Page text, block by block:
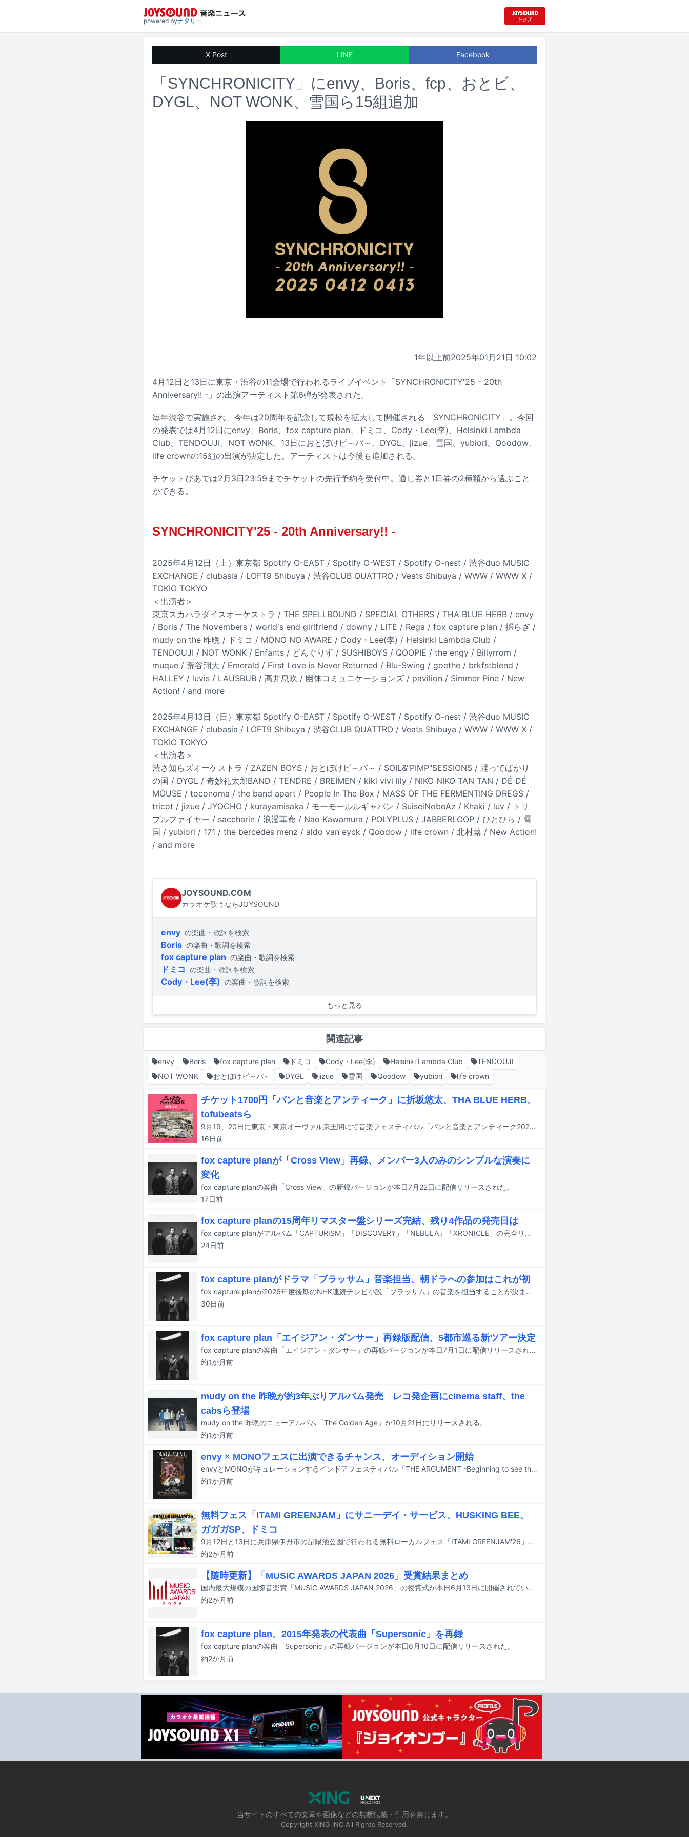
powered byナタリー
X Post LINE Facebook
「SYNCHRONICITY」にenvy、Boris、fcp、おとビ、
DYGL、NOT WONK、雪国ら15組追加
1年以上前2025年01月21日 10:02
4月12日と13日に東京・渋谷の11会場で行われるライブイベント「SYNCHRONICITY'25 - 20th
Anniversary!! -」の出演アーティスト第6弾が発表された。
毎年渋谷で実施され、今年は20周年を記念して規模を拡大して開催される「SYNCHRONICITY」。今回
の発表では4月12日にenvy、Boris、fox capture plan、ドミコ、Cody・Lee(李)、Helsinki Lambda
Club、TENDOUJI、NOT WONK、13日におとぼけビ～バ～、DYGL、jizue、雪国、yubiori、Qoodow、
life crownの15組の出演が決定した。アーティストは今後も追加される。
チケットぴあでは2月3日23:59までチケットの先行予約を受付中。通し券と1日券の2種類から選ぶこと
ができる。
SYNCHRONICITY'25 - 20th Anniversary!! -
2025年4月12日（土）東京都 Spotify O-EAST / Spotify O-WEST / Spotify O-nest / 渋谷duo MUSIC
EXCHANGE / clubasia / LOFT9 Shibuya / 渋谷CLUB QUATTRO / Veats Shibuya / WWW / WWW X /
TOKIO TOKYO
＜出演者＞
東京スカパラダイスオーケストラ / THE SPELLBOUND / SPECIAL OTHERS / THA BLUE HERB / envy
/ Boris / The Novembers / world's end girlfriend / downy / LITE / Rega / fox capture plan / 揺らぎ /
mudy on the 昨晩 / ドミコ / MONO NO AWARE / Cody・Lee(李) / Helsinki Lambda Club /
TENDOUJI / NOT WONK / Enfants / どんぐりず / SUSHIBOYS / QOOPIE / the engy / Billyrrom /
muque / 荒谷翔大 / Emerald / First Love is Never Returned / Blu-Swing / goethe / brkfstblend /
HALLEY / luvis / LAUSBUB / 高井息吹 / 幽体コミュニケーションズ / pavilion / Simmer Pine / New
Action! / and more
2025年4月13日（日）東京都 Spotify O-EAST / Spotify O-WEST / Spotify O-nest / 渋谷duo MUSIC
EXCHANGE / clubasia / LOFT9 Shibuya / 渋谷CLUB QUATTRO / Veats Shibuya / WWW / WWW X /
TOKIO TOKYO
＜出演者＞
渋さ知らズオーケストラ / ZAZEN BOYS / おとぼけビ～バ～ / SOIL&"PIMP"SESSIONS / 踊ってばかり
の国 / DYGL / 奇妙礼太郎BAND / TENDRE / BREIMEN / kiki vivi lily / NIKO NIKO TAN TAN / DÉ DÉ
MOUSE / toconoma / the band apart / People In The Box / MASS OF THE FERMENTING DREGS /
tricot / jizue / JYOCHO / kurayamisaka / モーモールルギャバン / SuiseiNoboAz / Khaki / luv / トリ
プルファイヤー / saccharin / 浪漫革命 / Nao Kawamura / POLYPLUS / JABBERLOOP / ひとひら / 雪
国 / yubiori / 171 / the bercedes menz / aldo van eyck / Qoodow / life crown / 北村蕗 / New Action!
/ and more
JOYSOUND.COM
カラオケ歌うならJOYSOUND
envy の楽曲・歌詞を検索
Boris の楽曲・歌詞を検索
fox capture plan の楽曲・歌詞を検索
ドミコ の楽曲・歌詞を検索
Cody・Lee(李) の楽曲・歌詞を検索
もっと見る
関連記事
envy Boris fox capture plan ドミコ Cody・Lee(李) Helsinki Lambda Club
TENDOUJI
NOT WONK
おとぼけビ～バ～ DYGL jizue 雪国 Qoodow yubiori life crown
チケット1700円「パンと音楽とアンティーク」に折坂悠太、THA BLUE HERB、
tofubeatsら
9月19、20日に東京・東京オーヴァル京王閣にて音楽フェスティバル「パンと音楽とアンティーク2026秋」が開催される。
16日前
fox capture planが「Cross View」再録、メンバー3人のみのシンプルな演奏に
変化
fox capture planの楽曲「Cross View」の新録バージョンが本日7月22日に配信リリースされた。
17日前
fox capture planの15周年リマスター盤シリーズ完結、残り4作品の発売日は
fox capture planがアルバム「CAPTURISM」「DISCOVERY」「NEBULA」「XRONICLE」の完全リマスタースペシャル盤をリリースする。
24日前
fox capture planがドラマ「ブラッサム」音楽担当、朝ドラへの参加はこれが初
fox capture planが2026年度後期のNHK連続テレビ小説「ブラッサム」の音楽を担当することが決まった。
30日前
fox capture plan「エイジアン・ダンサー」再録版配信、5都市巡る新ツアー決定
fox capture planの楽曲「エイジアン・ダンサー」の再録バージョンが本日7月1日に配信リリースされた。
約1か月前
mudy on the 昨晩が約3年ぶりアルバム発売 レコ発企画にcinema staff、the
cabsら登場
mudy on the 昨晩のニューアルバム「The Golden Age」が10月21日にリリースされる。
約1か月前
envy × MONOフェスに出演できるチャンス、オーディション開始
envyとMONOがキュレーションするインドアフェスティバル「THE ARGUMENT -Beginning to see the light-」が、10月25日に東京・Spotify O-EAST、O-WESTの2会場で開催される。このイベントへの出演権をかけたオーディションの実施が決定した。
約1か月前
無料フェス「ITAMI GREENJAM」にサニーデイ・サービス、HUSKING BEE、
ガガガSP、ドミコ
9月12日と13日に兵庫県伊丹市の昆陽池公園で行われる無料ローカルフェス「ITAMI GREENJAM'26」の出演者第1弾が発表された。
約2か月前
【随時更新】「MUSIC AWARDS JAPAN 2026」受賞結果まとめ
国内最大規模の国際音楽賞「MUSIC AWARDS JAPAN 2026」の授賞式が本日6月13日に開催されている。この記事では各部門の受賞結果を発表していく。以下リストの★印が受賞者・受賞作品となる。
約2か月前
fox capture plan、2015年発表の代表曲「Supersonic」を再録
fox capture planの楽曲「Supersonic」の再録バージョンが本日6月10日に配信リリースされた。
約2か月前
当サイトのすべての文章や画像などの無断転載・引用を禁じます。
Copyright XING INC.All Rights Reserved.